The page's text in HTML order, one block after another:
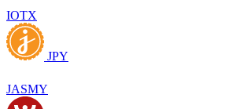
IOTX
JPY
JASMY